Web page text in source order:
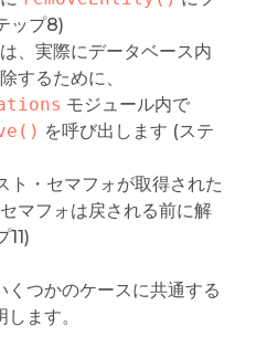
ップ8)
は、実際にデータベース内
するために、
モジュール内で
を呼び出します (ステ
ト・セマフォが取得された
マフォは戻される前に解
11)
くつかのケースに共通する
ます。